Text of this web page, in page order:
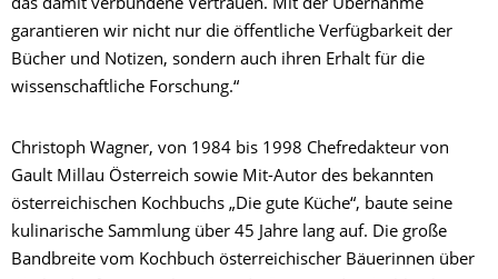
das damit verbundene Vertrauen. Mit der Übernahme
garantieren wir nicht nur die öffentliche Verfügbarkeit der
Bücher und Notizen, sondern auch ihren Erhalt für die
wissenschaftliche Forschung.“
Christoph Wagner, von 1984 bis 1998 Chefredakteur von
Gault Millau Österreich sowie Mit-Autor des bekannten
österreichischen Kochbuchs „Die gute Küche“, baute seine
kulinarische Sammlung über 45 Jahre lang auf. Die große
Bandbreite vom Kochbuch österreichischer Bäuerinnen über